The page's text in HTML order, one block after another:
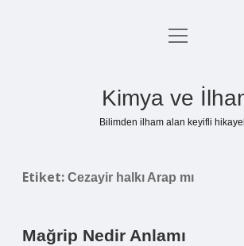
Anasayfa
menüyü
Kimya ve
Bilimden ilham alan keyifli
Etiket: Cezayir halkı Arap mı
Mağrip Nedir Anlamı